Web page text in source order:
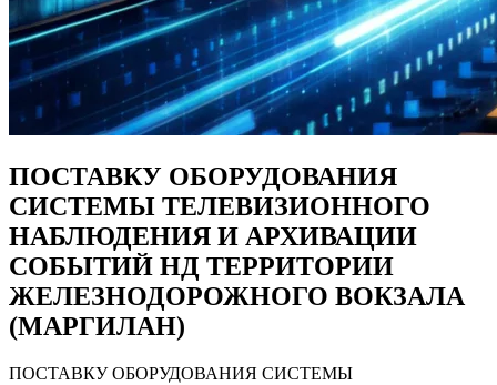
ПОСТАВКУ ОБОРУДОВАНИЯ
СИСТЕМЫ ТЕЛЕВИЗИОННОГО
НАБЛЮДЕНИЯ И АРХИВАЦИИ
СОБЫТИЙ НД ТЕРРИТОРИИ
ЖЕЛЕЗНОДОРОЖНОГО ВОКЗАЛА
(МАРГИЛАН)
ПОСТАВКУ ОБОРУДОВАНИЯ СИСТЕМЫ